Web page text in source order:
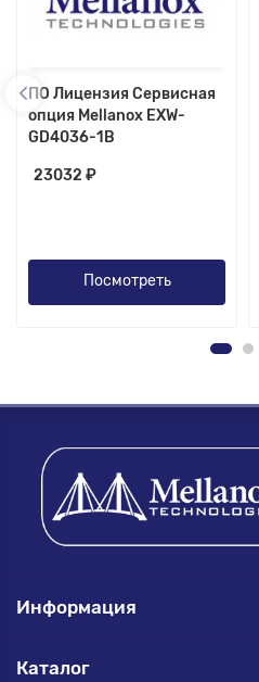
ПО Лицензия Сервисная
опция Mellanox EXW-
GD4036-1B
23032 ₽
Посмотреть
Информация
Каталог